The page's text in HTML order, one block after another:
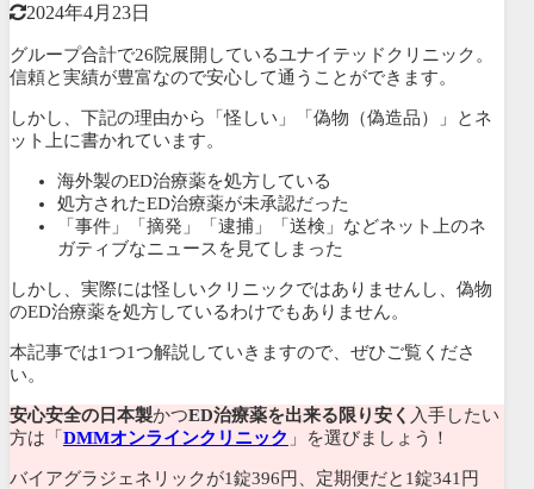
2024年4月23日
グループ合計で26院展開しているユナイテッドクリニック。
信頼と実績が豊富なので安心して通うことができます。
しかし、下記の理由から「怪しい」「偽物（偽造品）」とネ
ット上に書かれています。
海外製のED治療薬を処方している
処方されたED治療薬が未承認だった
「事件」「摘発」「逮捕」「送検」などネット上のネ
ガティブなニュースを見てしまった
しかし、 実際には怪しいクリニックではありませんし、偽物
のED治療薬を処方しているわけでもありません。
本記事では1つ1つ解説していきますので、ぜひご覧くださ
い。
安心安全の日本製かつED治療薬を出来る限り安く 入手したい
方は「 DMMオンラインクリニック 」を選びましょう！
バイアグラジェネリックが1錠396円、 定期便だと1錠341円